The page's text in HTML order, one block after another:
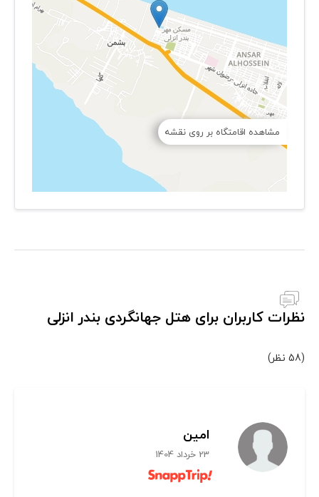
مشاهده اقامتگاه بر روی نقشه
نظرات کاربران برای هتل جهانگردی بندر انزلی
(58 نظر)
امین
23 خرداد 1404